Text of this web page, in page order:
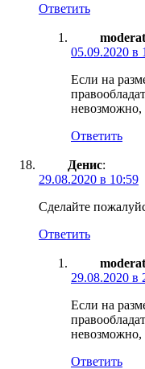
Ответить
05.09.2020 в
Если на
невозможно,
Ответить
Денис:
29.08.2020 в 10:59
Сделайте
Ответить
29.08.2020 в
Если на
невозможно,
Ответить